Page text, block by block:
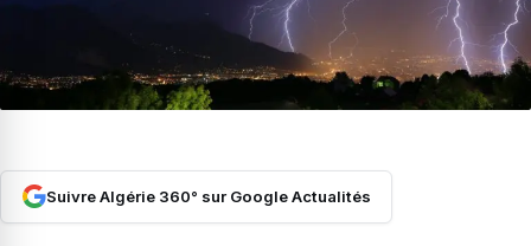
Suivre Algérie 360° sur Google Actualités